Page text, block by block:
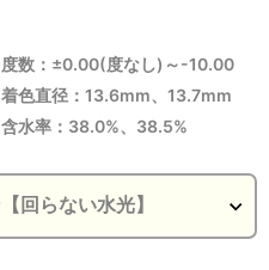
度数：±0.00(度なし)～-10.00
着色直径：13.6mm、13.7mm
含水率：38.0%、38.5%